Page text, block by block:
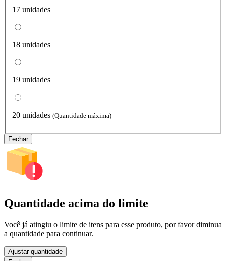
17 unidades
18 unidades
19 unidades
20 unidades (Quantidade máxima)
Fechar
Quantidade acima do limite
Você já atingiu o limite de itens para esse produto, por favor diminua
a quantidade para continuar.
Ajustar quantidade